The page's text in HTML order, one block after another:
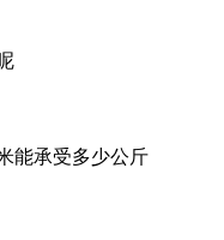
能承受多少公斤